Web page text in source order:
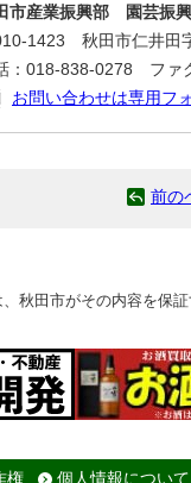
市産業振興部 園芸振
1423 秋田市仁井田
：018-838-0278 ファ
お問い合わせは専用フ
前の
秋田市がその内容を保証
権 個人情報について